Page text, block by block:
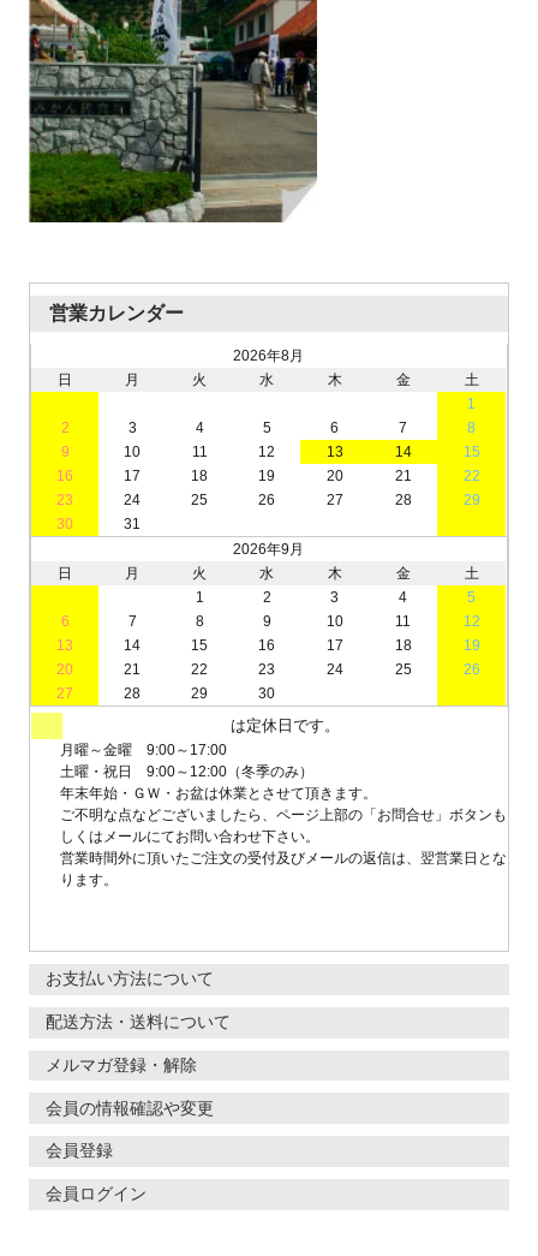
営業カレンダー
2026年8月
日
月 火 水 木 金
土
1
2
3 4 5 6 7
8
9
10 11 12 13 14
15
16
17 18 19 20 21
22
23
24 25 26 27 28
29
30
31
2026年9月
日
月 火 水 木 金
土
1
2 3 4
5
6
7 8 9 10 11
12
13
14 15 16 17 18
19
20
21 22 23 24 25
26
27
28 29 30
は定休日です。
月曜～金曜 9:00～17:00
土曜・祝日 9:00～12:00（冬季のみ）
年末年始・ＧＷ・お盆は休業とさせて頂きます。
ご不明な点などございましたら、ページ上部の「お問合せ」ボタンも
しくはメールにてお問い合わせ下さい。
営業時間外に頂いたご注文の受付及びメールの返信は、翌営業日とな
ります。
お支払い方法について
配送方法・送料について
メルマガ登録・解除
会員の情報確認や変更
会員登録
会員ログイン